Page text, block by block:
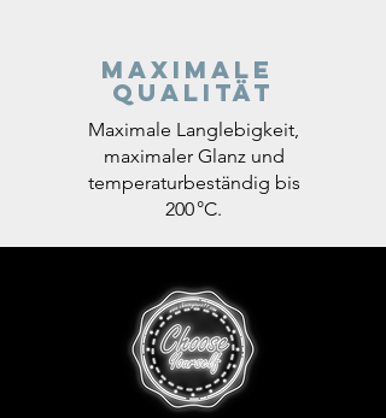
Maximale
Qualität
Maximale Langlebigkeit,
maximaler Glanz und
temperaturbeständig bis
200 °C.